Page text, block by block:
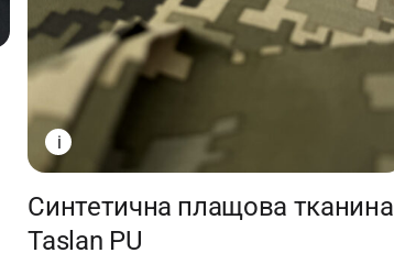
i
Cинтетична плащова тканина
Taslan PU